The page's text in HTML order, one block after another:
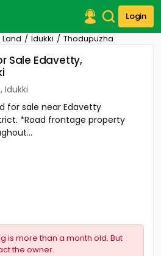
Login
Idukki Thodupuzha
Sale Edavetty,
Idukki
for sale near Edavetty
*Road frontage property
is more than a month old. But
the owner.